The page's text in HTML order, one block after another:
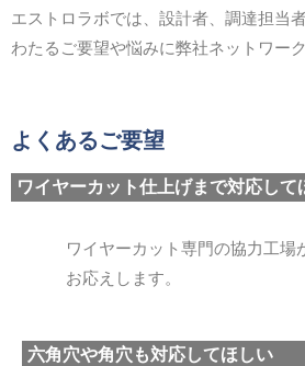
エストロラボでは、設計者、調達担当
わたるご要望や悩みに弊社ネットワー
よくあるご要望
ワイヤーカット仕上げまで対応して
ワイヤーカット専門の協力工場
お応えします。
六角穴や角穴も対応してほしい